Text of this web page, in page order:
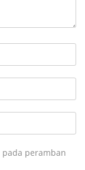
pada peramban